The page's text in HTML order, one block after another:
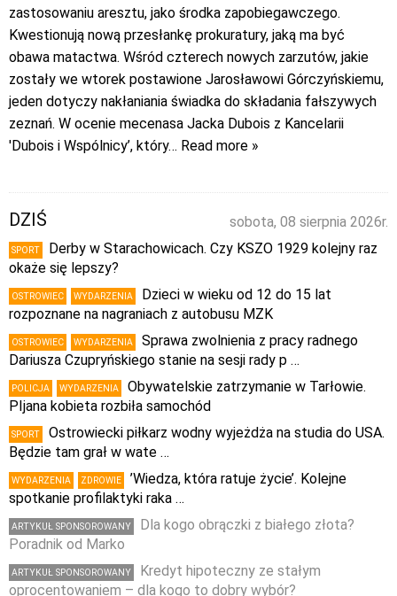
zastosowaniu aresztu, jako środka zapobiegawczego.
Kwestionują nową przesłankę prokuratury, jaką ma być
obawa matactwa. Wśród czterech nowych zarzutów, jakie
zostały we wtorek postawione Jarosławowi Górczyńskiemu,
jeden dotyczy nakłaniania świadka do składania fałszywych
zeznań. W ocenie mecenasa Jacka Dubois z Kancelarii
'Dubois i Wspólnicy’, który… Read more »
sobota, 08 sierpnia 2026r.
DZIŚ
SPORT
Derby w Starachowicach. Czy KSZO 1929 kolejny raz
okaże się lepszy?
OSTROWIEC WYDARZENIA
Dzieci w wieku od 12 do 15 lat
rozpoznane na nagraniach z autobusu MZK
OSTROWIEC WYDARZENIA
Sprawa zwolnienia z pracy radnego
Dariusza Czupryńskiego stanie na sesji rady p …
POLICJA WYDARZENIA
Obywatelskie zatrzymanie w Tarłowie.
PIjana kobieta rozbiła samochód
SPORT
Ostrowiecki piłkarz wodny wyjeżdża na studia do USA.
Będzie tam grał w wate …
WYDARZENIA ZDROWIE
’Wiedza, która ratuje życie’. Kolejne
spotkanie profilaktyki raka …
ARTYKUŁ SPONSOROWANY
Dla kogo obrączki z białego złota?
Poradnik od Marko
ARTYKUŁ SPONSOROWANY
Kredyt hipoteczny ze stałym
oprocentowaniem – dla kogo to dobry wybór?